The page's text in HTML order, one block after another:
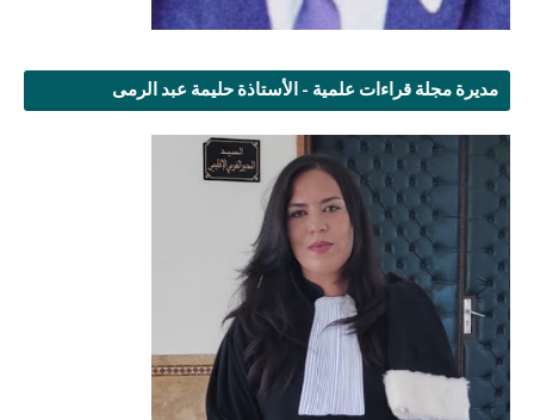
مديرة مجلة قراءات علمية - الأستاذة حليمة عبد الرمى